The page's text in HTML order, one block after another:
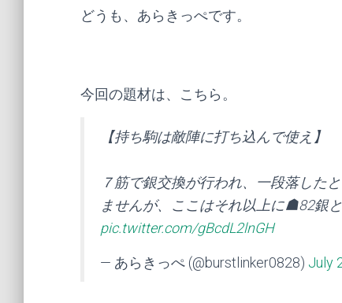
どうも、あらきっぺです。
今回の題材は、こちら。
【持ち駒は敵陣に打ち込んで使え】
７筋で銀交換が行われ、一段落した
ませんが、ここはそれ以上に☗82銀
pic.twitter.com/gBcdL2lnGH
— あらきっぺ (@burstlinker0828) July